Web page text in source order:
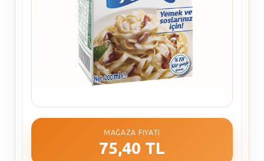
MAĞAZA FIYATI
75,40 TL